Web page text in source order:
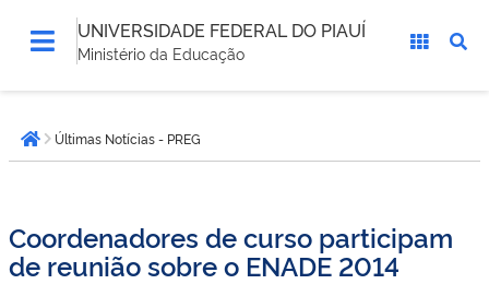
UNIVERSIDADE FEDERAL DO PIAUÍ
Ministério da Educação
está
aqui:Página inicial
Últimas Notícias - PREG
Coordenadores de curso participam
de reunião sobre o ENADE 2014